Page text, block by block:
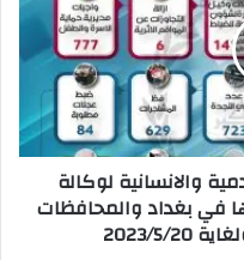
والانسانية لوكالة
في بغداد والمحافظات